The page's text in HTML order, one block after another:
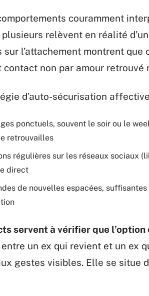
couramment
relèvent en réalité
sur l’attachement montrent
contact non par amour
d’auto-sécurisation
ponctuels, souvent le soir ou le
retrouvailles
régulières sur les réseaux sociaux
direct
de nouvelles espacées,
servent à vérifier que l’option
un ex qui revient et un ex
gestes visibles. Elle se situe